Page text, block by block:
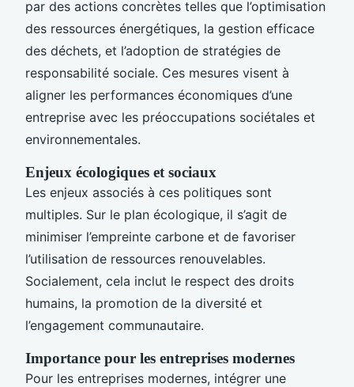
par des actions concrètes telles que l’optimisation
des ressources énergétiques, la gestion efficace
des déchets, et l’adoption de stratégies de
responsabilité sociale. Ces mesures visent à
aligner les performances économiques d’une
entreprise avec les préoccupations sociétales et
environnementales.
Enjeux écologiques et sociaux
Les enjeux associés à ces politiques sont
multiples. Sur le plan écologique, il s’agit de
minimiser l’empreinte carbone et de favoriser
l’utilisation de ressources renouvelables.
Socialement, cela inclut le respect des droits
humains, la promotion de la diversité et
l’engagement communautaire.
Importance pour les entreprises modernes
Pour les entreprises modernes, intégrer une